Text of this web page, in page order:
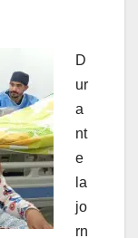
D
ur
a
nt
e
la
jo
rn